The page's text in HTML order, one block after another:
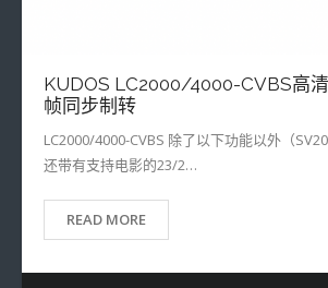
KUDOS LC2000/4000-CVBS高
帧同步制转
LC2000/4000-CVBS 除了以下功能以外（
还带有支持电影的23/2…
READ MORE